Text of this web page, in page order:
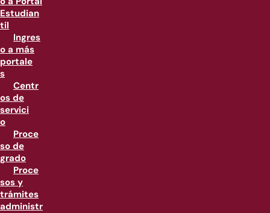
Estudian
til
Ingres
o a más
portale
s
Centr
os de
servici
o
Proce
so de
grado
Proce
sos y
trámites
administr